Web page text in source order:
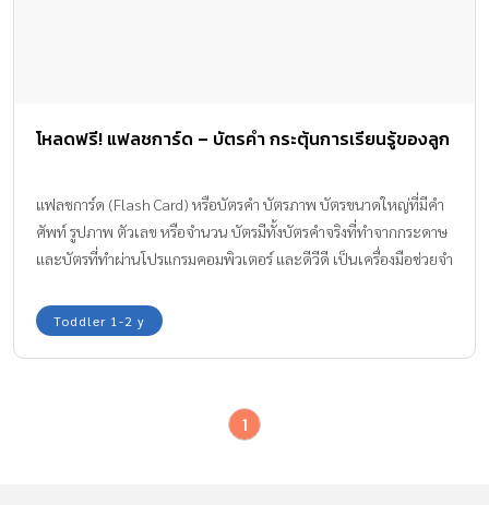
โหลดฟรี! แฟลชการ์ด – บัตรคำ กระตุ้นการเรียนรู้ของลูก
แฟลชการ์ด (Flash Card) หรือบัตรคำ บัตรภาพ บัตรขนาดใหญ่ที่มีคำ
ศัพท์ รูปภาพ ตัวเลข หรือจำนวน บัตรมีทั้งบัตรคำจริงที่ทำจากกระดาษ
และบัตรที่ทำผ่านโปรแกรมคอมพิวเตอร์ และดีวีดี เป็นเครื่องมือช่วยจำ
รวดเร็ว ช่วยพัฒนาทักษะการมองเห็น และทักษะการฟัง แถมยังเป็น
กิจกรรมที่ดีสนุกสนานอีกกิจกรรมหนึ่งอีกด้วย
Toddler 1-2 y
1